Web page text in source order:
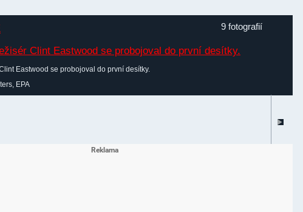
9 fotografií
Eastwood se probojoval do první desítky.
EPA